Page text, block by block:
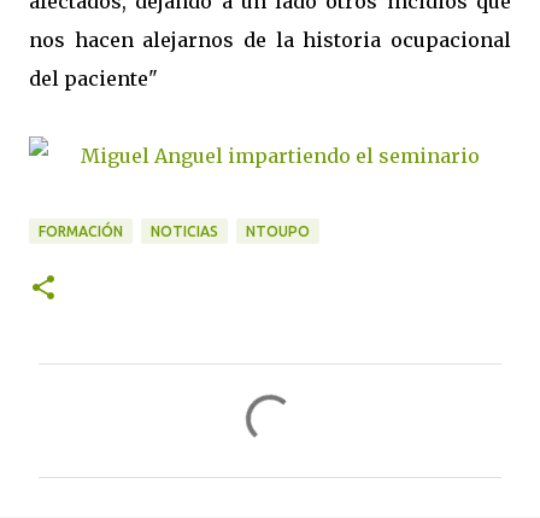
nos hacen alejarnos de la historia ocupacional
del paciente"
FORMACIÓN NOTICIAS NTOUPO